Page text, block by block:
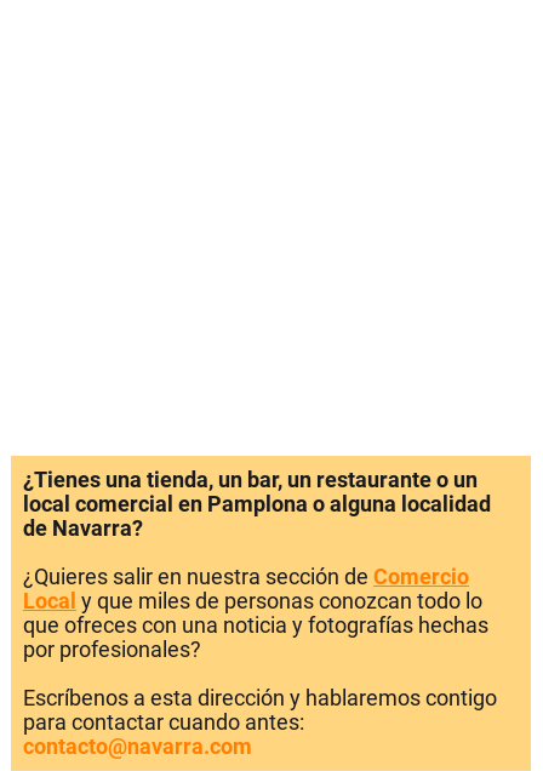
¿Tienes una tienda, un bar, un restaurante o un
local comercial en Pamplona o alguna localidad
de Navarra?
¿Quieres salir en nuestra sección de Comercio
Local y que miles de personas conozcan todo lo
que ofreces con una noticia y fotografías hechas
por profesionales?
Escríbenos a esta dirección y hablaremos contigo
para contactar cuando antes:
contacto@navarra.com